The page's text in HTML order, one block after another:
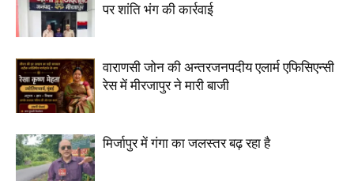
पर शांति भंग की कार्रवाई
वाराणसी जोन की अन्तरजनपदीय एलार्म एफिसिएन्सी
रेस में मीरजापुर ने मारी बाजी
मिर्जापुर में गंगा का जलस्तर बढ़ रहा है